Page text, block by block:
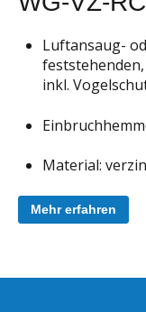
Luftansaug-
inkl.
Material:
Mehr erfahren